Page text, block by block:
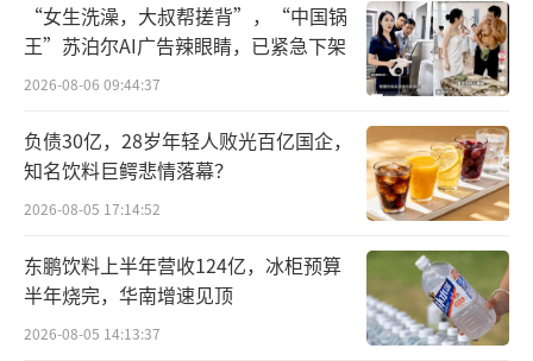
在此之前，极星为了优化成本，曾在去年5
月份宣布全球范围内裁员10%并冻结招聘。在
今年1月16日，极星再度宣布，在全球范围内裁
减约450名员工，占其员工总数的15%左右。不
过，当时极星中国称，此次裁员并不涉及中国
市场，这一回应也算是给国内员工喂了一
颗“定心丸”。而在前两天发布的一季报中，
极星汽车表示，上述裁员计划已经实施完成。
“女生洗澡，大叔帮搓背”，“中国锅
王”苏泊尔AI广告辣眼睛，已紧急下架
2026-08-06 09:44:37
负债30亿，28岁年轻人败光百亿国企，
知名饮料巨鳄悲情落幕？
2026-08-05 17:14:52
东鹏饮料上半年营收124亿，冰柜预算
半年烧完，华南增速见顶
2026-08-05 14:13:37